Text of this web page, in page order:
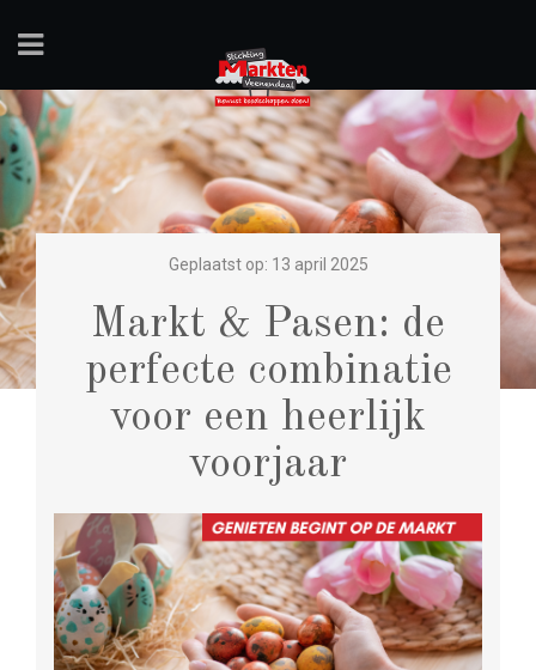
Geplaatst op: 13 april 2025
Markt & Pasen: de
perfecte combinatie
voor een heerlijk
voorjaar